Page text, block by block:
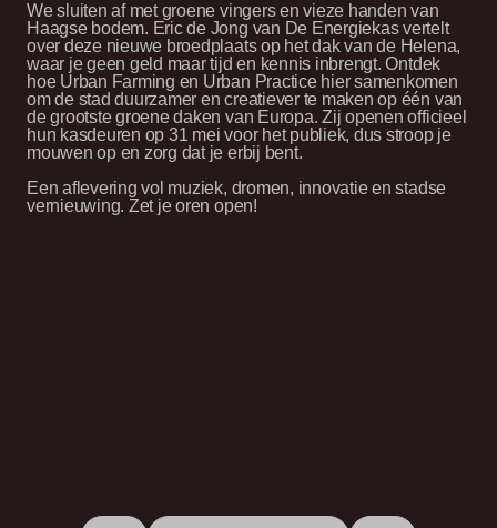
We sluiten af met groene vingers en vieze handen van
Haagse bodem. Eric de Jong van De Energiekas vertelt
over deze nieuwe broedplaats op het dak van de Helena,
waar je geen geld maar tijd en kennis inbrengt. Ontdek
hoe Urban Farming en Urban Practice hier samenkomen
om de stad duurzamer en creatiever te maken op één van
de grootste groene daken van Europa. Zij openen officieel
hun kasdeuren op 31 mei voor het publiek, dus stroop je
mouwen op en zorg dat je erbij bent.
Een aflevering vol muziek, dromen, innovatie en stadse
vernieuwing. Zet je oren open!